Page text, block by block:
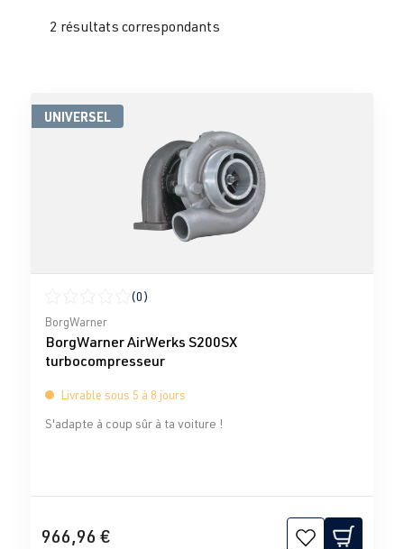
2 résultats correspondants
UNIVERSEL
Note moyenne de 0 sur 5 étoiles
(0)
BorgWarner
BorgWarner AirWerks S200SX
turbocompresseur
Livrable sous 5 à 8 jours
S'adapte à coup sûr à ta voiture !
966,96 €